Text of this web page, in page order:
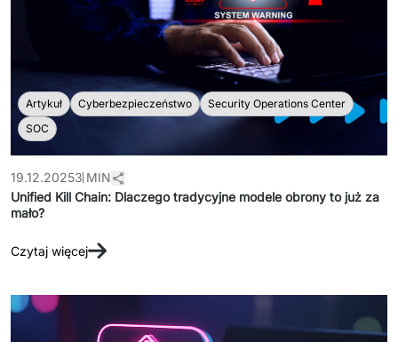
Artykuł Cyberbezpieczeństwo
Security Operations Center
SOC
19.12.20253 MIN
Unified Kill Chain: Dlaczego tradycyjne modele obrony to już za
mało?
Czytaj więcej